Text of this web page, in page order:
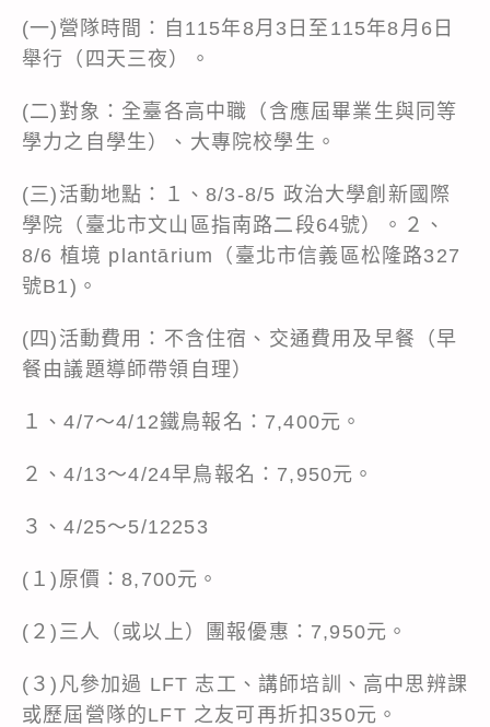
(一)營隊時間：自115年8月3日至115年8月6日
舉行（四天三夜）。
(二)對象：全臺各高中職（含應屆畢業生與同等
學力之自學生）、大專院校學生。
(三)活動地點：１、8/3-8/5 政治大學創新國際
學院（臺北市文山區指南路二段64號）。２、
8/6 植境 plantārium（臺北市信義區松隆路327
號B1)。
(四)活動費用：不含住宿、交通費用及早餐（早
餐由議題導師帶領自理）
１、4/7～4/12鐵鳥報名：7,400元。
２、4/13～4/24早鳥報名：7,950元。
３、4/25～5/12253
(１)原價：8,700元。
(２)三人（或以上）團報優惠：7,950元。
(３)凡參加過 LFT 志工、講師培訓、高中思辨課
或歷屆營隊的LFT 之友可再折扣350元。